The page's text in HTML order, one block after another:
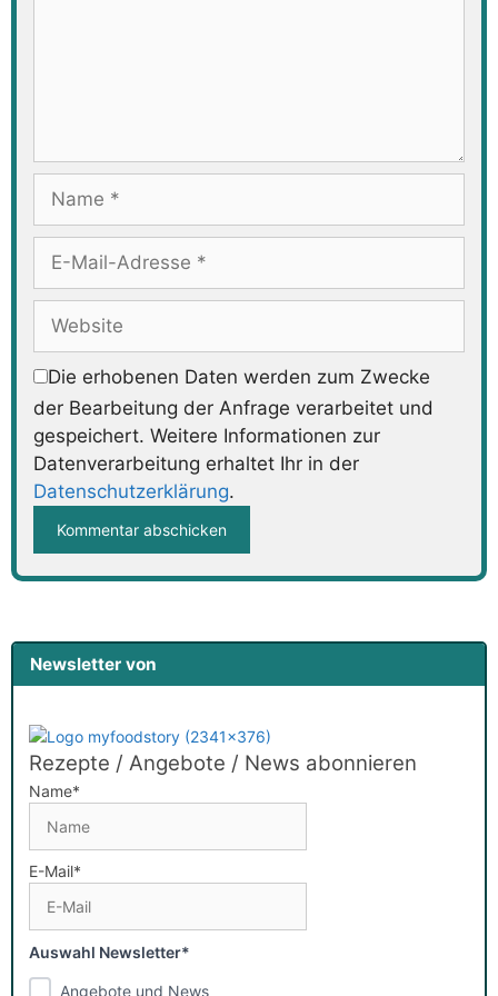
Mail-
Adresse
Die erhobenen Daten werden zum Zwecke
der Bearbeitung der Anfrage verarbeitet und
gespeichert. Weitere Informationen zur
Datenverarbeitung erhaltet Ihr in der
Datenschutzerklärung.
Newsletter von
Rezepte / Angebote / News abonnieren
Name*
E-Mail*
Auswahl Newsletter*
Angebote und News